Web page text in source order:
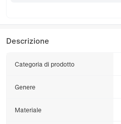
Descrizione
Categoria di prodotto
Genere
Materiale